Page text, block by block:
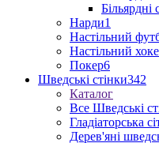
Більярдні
Нарди1
Настільний
Настільний
Покер6
Шведські стінки342
Каталог
Все Шведські
Гладіаторська
Дерев'яні